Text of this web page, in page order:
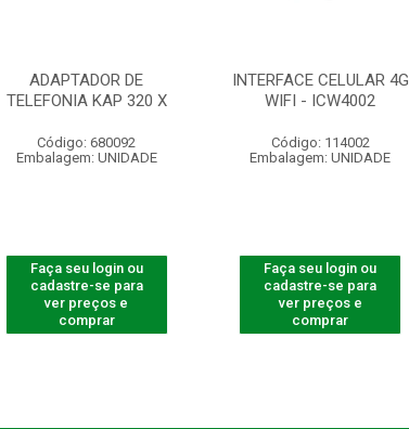
ADAPTADOR DE
TELEFONIA KAP 320 X
Código: 680092
Embalagem: UNIDADE
Faça seu login ou
cadastre-se para
ver preços e
comprar
INTERFACE CELULAR 4G
WIFI - ICW4002
Código: 114002
Embalagem: UNIDADE
Faça seu login ou
cadastre-se para
ver preços e
comprar